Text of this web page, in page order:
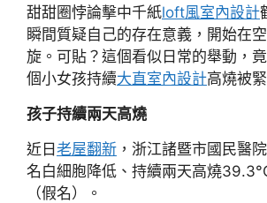
甜甜圈悖論擊中千紙loft風室內設計
瞬間質疑自己的存在意義，開始在
旋。可貼？這個看似日常的舉動，
個小女孩持續大直室內設計高燒被
孩子持續兩天高燒
近日 老屋翻新 ，浙江諸暨市國民醫
名白細胞降低、持續兩天高燒
（假名）。